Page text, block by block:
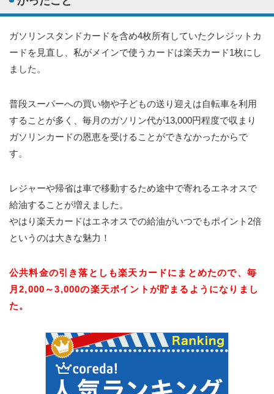
ガソリンスタンドカードを含め4枚所有していたクレジットカ
ードを見直し、私がメインで使うカードは楽天カード1枚にし
ました。
普段スーパーへの買い物や子どもの送り迎えは自転車を利用
することが多く、毎月のガソリン代が13,000円程度で収まり
ガソリンカードの恩恵を受けることができなかったからで
す。
レジャーや帰省は車で移動するため途中で寄れるエネオスで
給油することが増えました。
やはり楽天カードはエネオスでの給油がいつでもポイント2倍
というのは大きな魅力！
公共料金の引き落としも楽天カードにまとめたので、毎
月2,000～3,000の楽天ポイントが貯まるようになりまし
た。